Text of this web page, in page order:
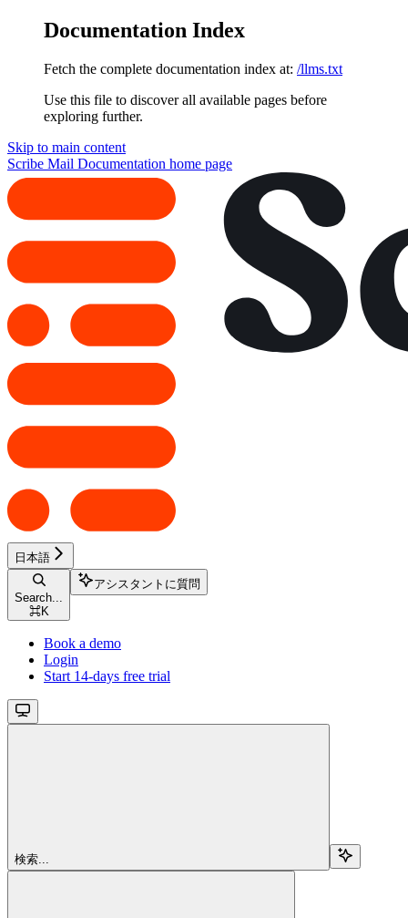
Documentation Index
Fetch the complete documentation index at: /llms.txt
Use this file to discover all available pages before
exploring further.
Skip to main content
Scribe Mail Documentation home page
日本語
Search...
⌘K
アシスタントに質問
Book a demo
Login
Start 14-days free trial
検索...